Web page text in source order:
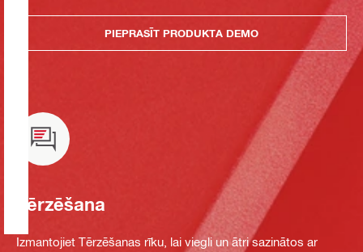
PIEPRASĪT PRODUKTA DEMO
Tērzēšana
Izmantojiet Tērzēšanas rīku, lai viegli un ātri sazinātos ar